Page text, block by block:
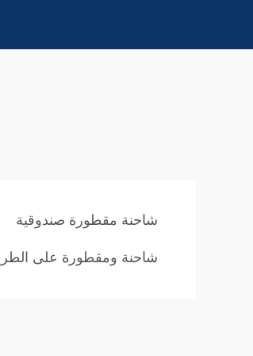
شاحنة مقطورة صندوقية
شاحنة ومقطورة على